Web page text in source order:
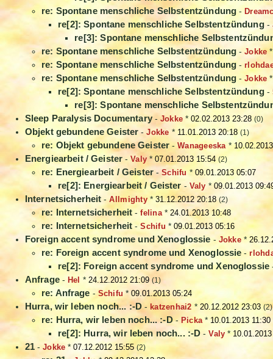
re: Spontane menschliche Selbstentzündung -
re[2]: Spontane menschliche Selbstentzündung-
re[3]: Spontane menschliche
re: Spontane menschliche Selbstentzündung -Jokke
re: Spontane menschliche Selbstentzündung -
re: Spontane menschliche Selbstentzündung -Jokke
re[2]: Spontane menschliche Selbstentzündung-
re[3]: Spontane menschliche
Sleep Paralysis Documentary- Jokke *02.02.2013 23:28 (0)
Objekt gebundene Geister -Jokke * 11.01.2013 20:18 (1)
re: Objekt gebundene Geister -Wanageeska*
Energiearbeit / Geister -Valy *07.01.2013 15:54 (2)
re: Energiearbeit / Geister-Schifu* 09.01.2013 05:07
re[2]: Energiearbeit / Geister- Valy * 09.01.2013
Internetsicherheit -Allmighty*31.12.2012 20:18 (2)
re: Internetsicherheit -felina* 24.01.2013 10:48
re: Internetsicherheit -Schifu * 09.01.2013 05:16
Foreign accent syndrome und Xenoglossie - Jokke*
re: Foreign accent syndrome und Xenoglossie -
re[2]: Foreign accent syndrome und Xenoglossie
Anfrage- Hel * 24.12.2012 21:09 (1)
re: Anfrage -Schifu*09.01.2013 05:24
Hurra, wir leben noch... :-D- katzenhai2 * 20.12.2012 23:03 (2)
re: Hurra, wir leben noch... :-D- Picka*10.01.2013 11:30
re[2]: Hurra, wir leben noch... :-D -Valy *
21 -Jokke *07.12.2012 15:55 (2)